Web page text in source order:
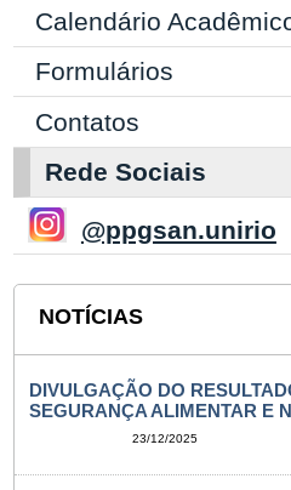
Calendário
Formulários
Contatos
Rede Sociais
@ppgsan.unirio
NOTÍCIAS
DIVULGAÇÃO DO
SEGURANÇA ALIMENTAR E
23/12/2025